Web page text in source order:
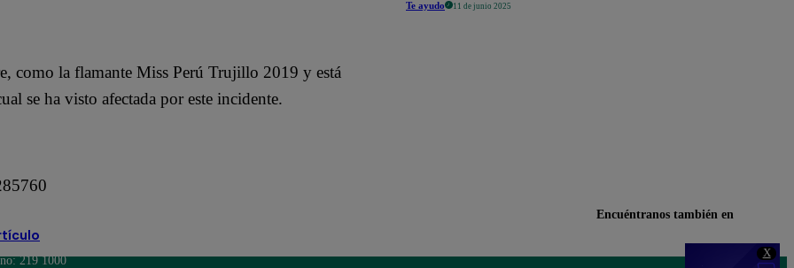
X
como la flamante Miss Perú Trujillo 2019 y está
se ha visto afectada por este incidente.
Te ayudo 11 de junio 2025
Encuéntranos también en
219 1000